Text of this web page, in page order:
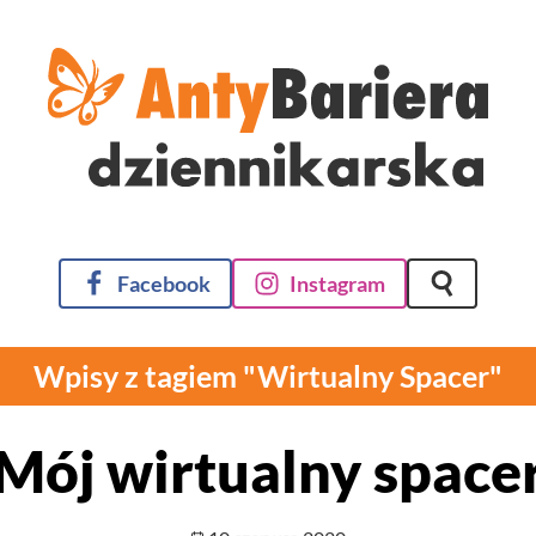
Facebook
Instagram Szukaj na
Wpisy z tagiem "Wirtualny Spacer"
wirtualny